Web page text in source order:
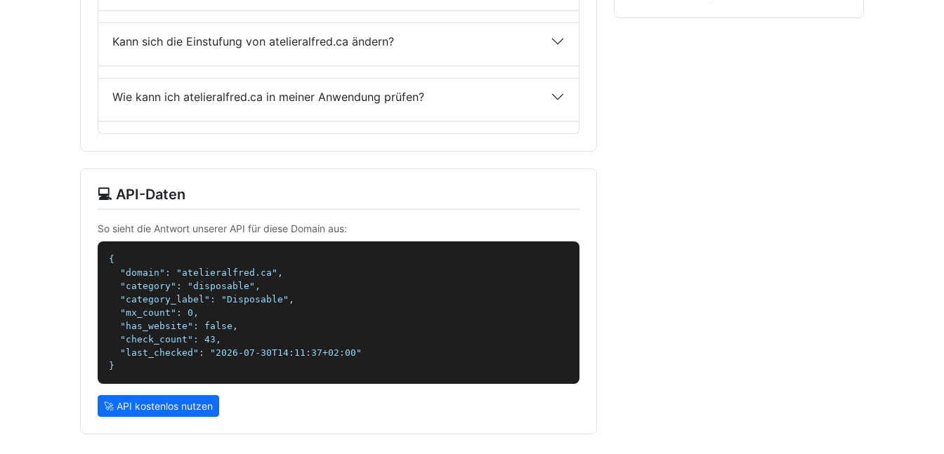
Kann sich die Einstufung von atelieralfred.ca ändern?
Wie kann ich atelieralfred.ca in meiner Anwendung prüfen?
💻 API-Daten
So sieht die Antwort unserer API für diese Domain aus:
{
  "domain": "atelieralfred.ca",
  "category": "disposable",
  "category_label": "Disposable",
  "mx_count": 0,
  "has_website": false,
  "check_count": 43,
  "last_checked": "2026-07-30T14:11:37+02:00"
}
🚀 API kostenlos nutzen